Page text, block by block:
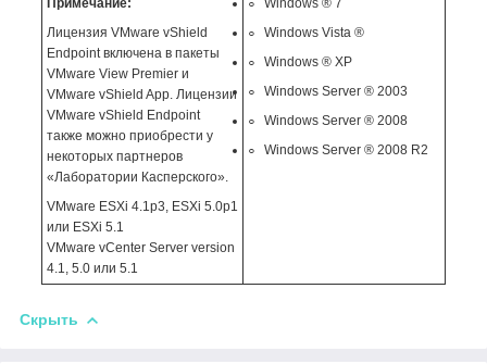
Лицензия VMware vShield
Endpoint включена в пакеты
VMware View Premier и
VMware vShield App. Лицензии
VMware vShield Endpoint
также можно приобрести у
некоторых партнеров
«Лаборатории Касперского».
VMware ESXi 4.1p3, ESXi 5.0p1
или ESXi 5.1
VMware vCenter Server version
4.1, 5.0 или 5.1
Windows Vista ®
Windows ® XP
Windows Server ® 2003
Windows Server ® 2008
Windows Server ® 2008 R2
Скрыть